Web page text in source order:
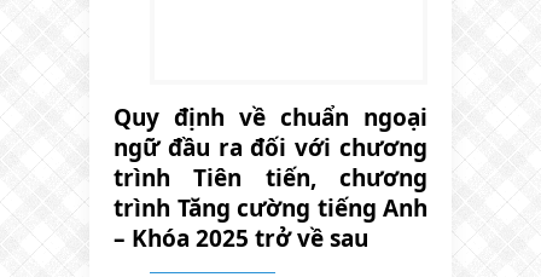
Quy định về chuẩn ngoại
ngữ đầu ra đối với chương
trình Tiên tiến, chương
trình Tăng cường tiếng Anh
– Khóa 2025 trở về sau